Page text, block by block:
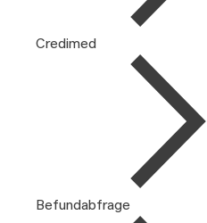
Credimed
Befundabfrage